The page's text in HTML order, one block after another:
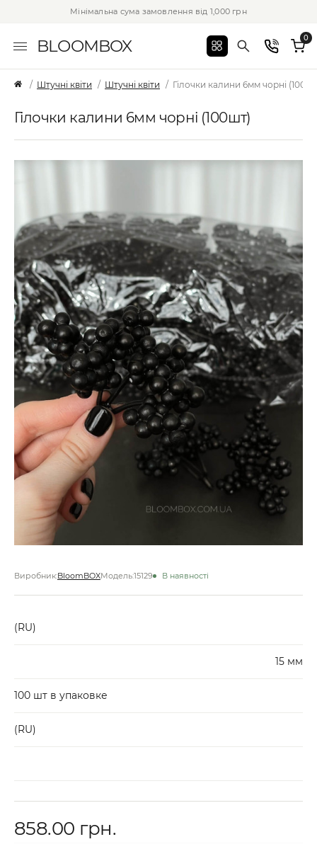
Мінімальна сума замовлення від 1,000 грн
BLOOMBOX 0
Штучні квіти Штучні квіти Гілочки калини 6мм чорні
Гілочки калини 6мм чорні (100шт)
Виробник:BloomBOXМодель:15129 В наявності
(RU)
15 мм
100 шт в упаковке
(RU)
858.00 грн.